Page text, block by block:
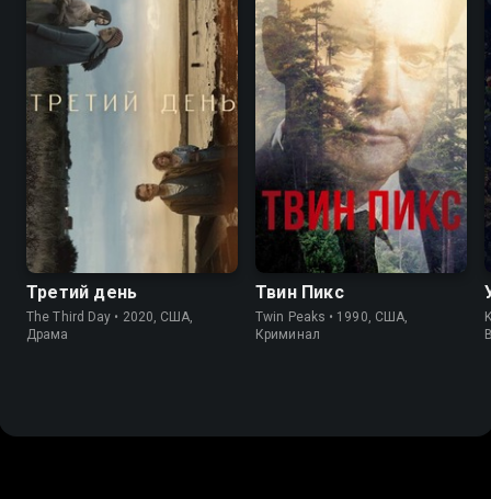
6.2
Третий день
The Third Day • 2020, США,
Драма
8.4 8.7
Твин Пикс
Twin Peaks • 1990, США,
Криминал